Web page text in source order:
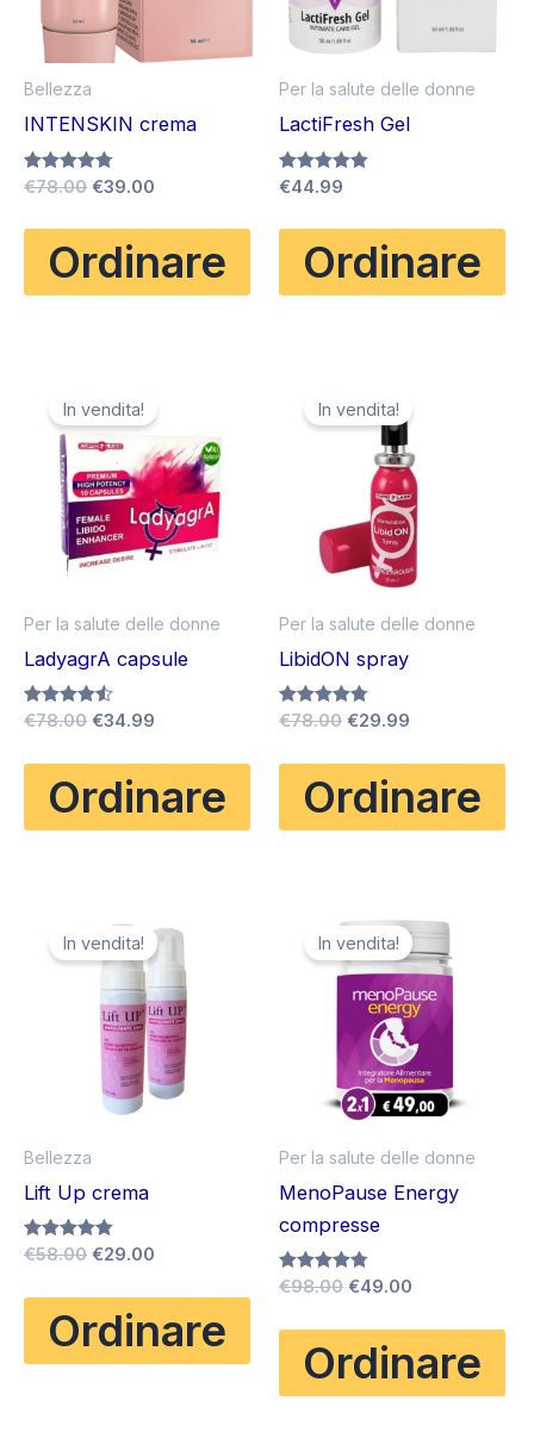
Bellezza
INTENSKIN crema
Valutato
€78.00 Il
originale
era:
€78.00.
€39.00
attuale
è:
€39.00.
Ordinare
Per la salute delle donne
LactiFresh Gel
Valutato
€44.99
Ordinare
In vendita!
Per la salute delle donne
LadyagrA capsule
Valutato
€78.00 Il
originale
era:
€78.00.
€34.99
attuale
è:
€34.99.
Ordinare
In vendita!
Per la salute delle donne
LibidON spray
Valutato
€78.00 Il
originale
era:
€78.00.
€29.99
attuale
è:
€29.99.
Ordinare
In vendita!
Bellezza
Lift Up crema
Valutato
€58.00 Il
originale
era:
€58.00.
€29.00
attuale
è:
€29.00.
Ordinare
In vendita!
Per la salute delle donne
MenoPause Energy
compresse
Valutato
€98.00 Il
originale
era:
€98.00.
€49.00
attuale
è:
€49.00.
Ordinare